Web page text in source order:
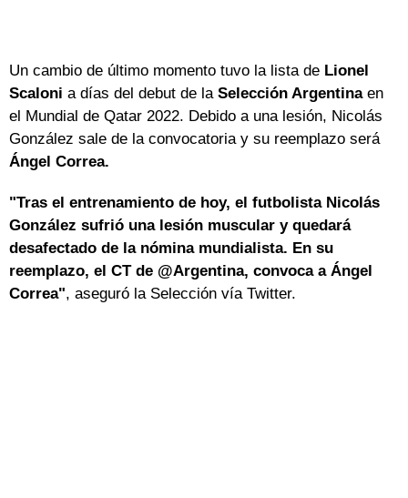
Un cambio de último momento tuvo la lista de Lionel
Scaloni a días del debut de la Selección Argentinaen
el Mundial de Qatar 2022. Debido a una lesión, Nicolás
González sale de la convocatoria y su reemplazo será
Ángel Correa.
"Tras el entrenamiento de hoy, el futbolista Nicolás
González sufrió una lesión muscular y quedará
desafectado de la nómina mundialista. En su
reemplazo, el CT de @Argentina, convoca a Ángel
Correa", aseguró la Selección vía Twitter.